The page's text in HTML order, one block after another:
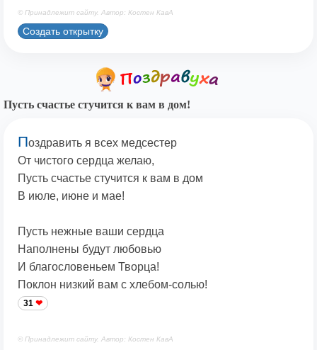
© Принадлежит сайту. Автор: Костен КавА
Создать открытку
Пусть счастье стучится к вам в дом!
Поздравить я всех медсестер
От чистого сердца желаю,
Пусть счастье стучится к вам в дом
В июле, июне и мае!
Пусть нежные ваши сердца
Наполнены будут любовью
И благословеньем Творца!
Поклон низкий вам с хлебом-солью!
31
© Принадлежит сайту. Автор: Костен КавА